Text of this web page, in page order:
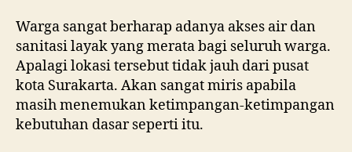
Warga sangat berharap adanya akses air dan
sanitasi layak yang merata bagi seluruh warga.
Apalagi lokasi tersebut tidak jauh dari pusat
kota Surakarta. Akan sangat miris apabila
masih menemukan ketimpangan-ketimpangan
kebutuhan dasar seperti itu.